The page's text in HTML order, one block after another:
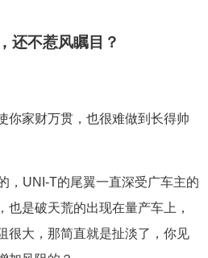
还不惹风瞩目？
你家财万贯，也很难做到长得帅
，UNI-T的尾翼一直深受广车主的
也是破天荒的出现在量产车上，
很大，那简直就是扯淡了，你见